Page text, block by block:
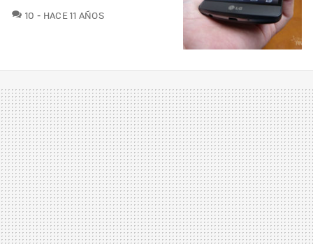
10 COMENTARIOS
HACE 11 AÑOS